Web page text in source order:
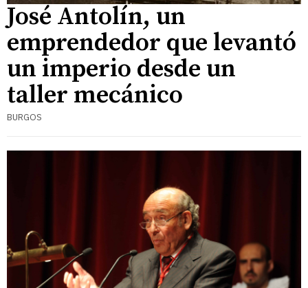
José Antolín, un
emprendedor que levantó
un imperio desde un
taller mecánico
BURGOS